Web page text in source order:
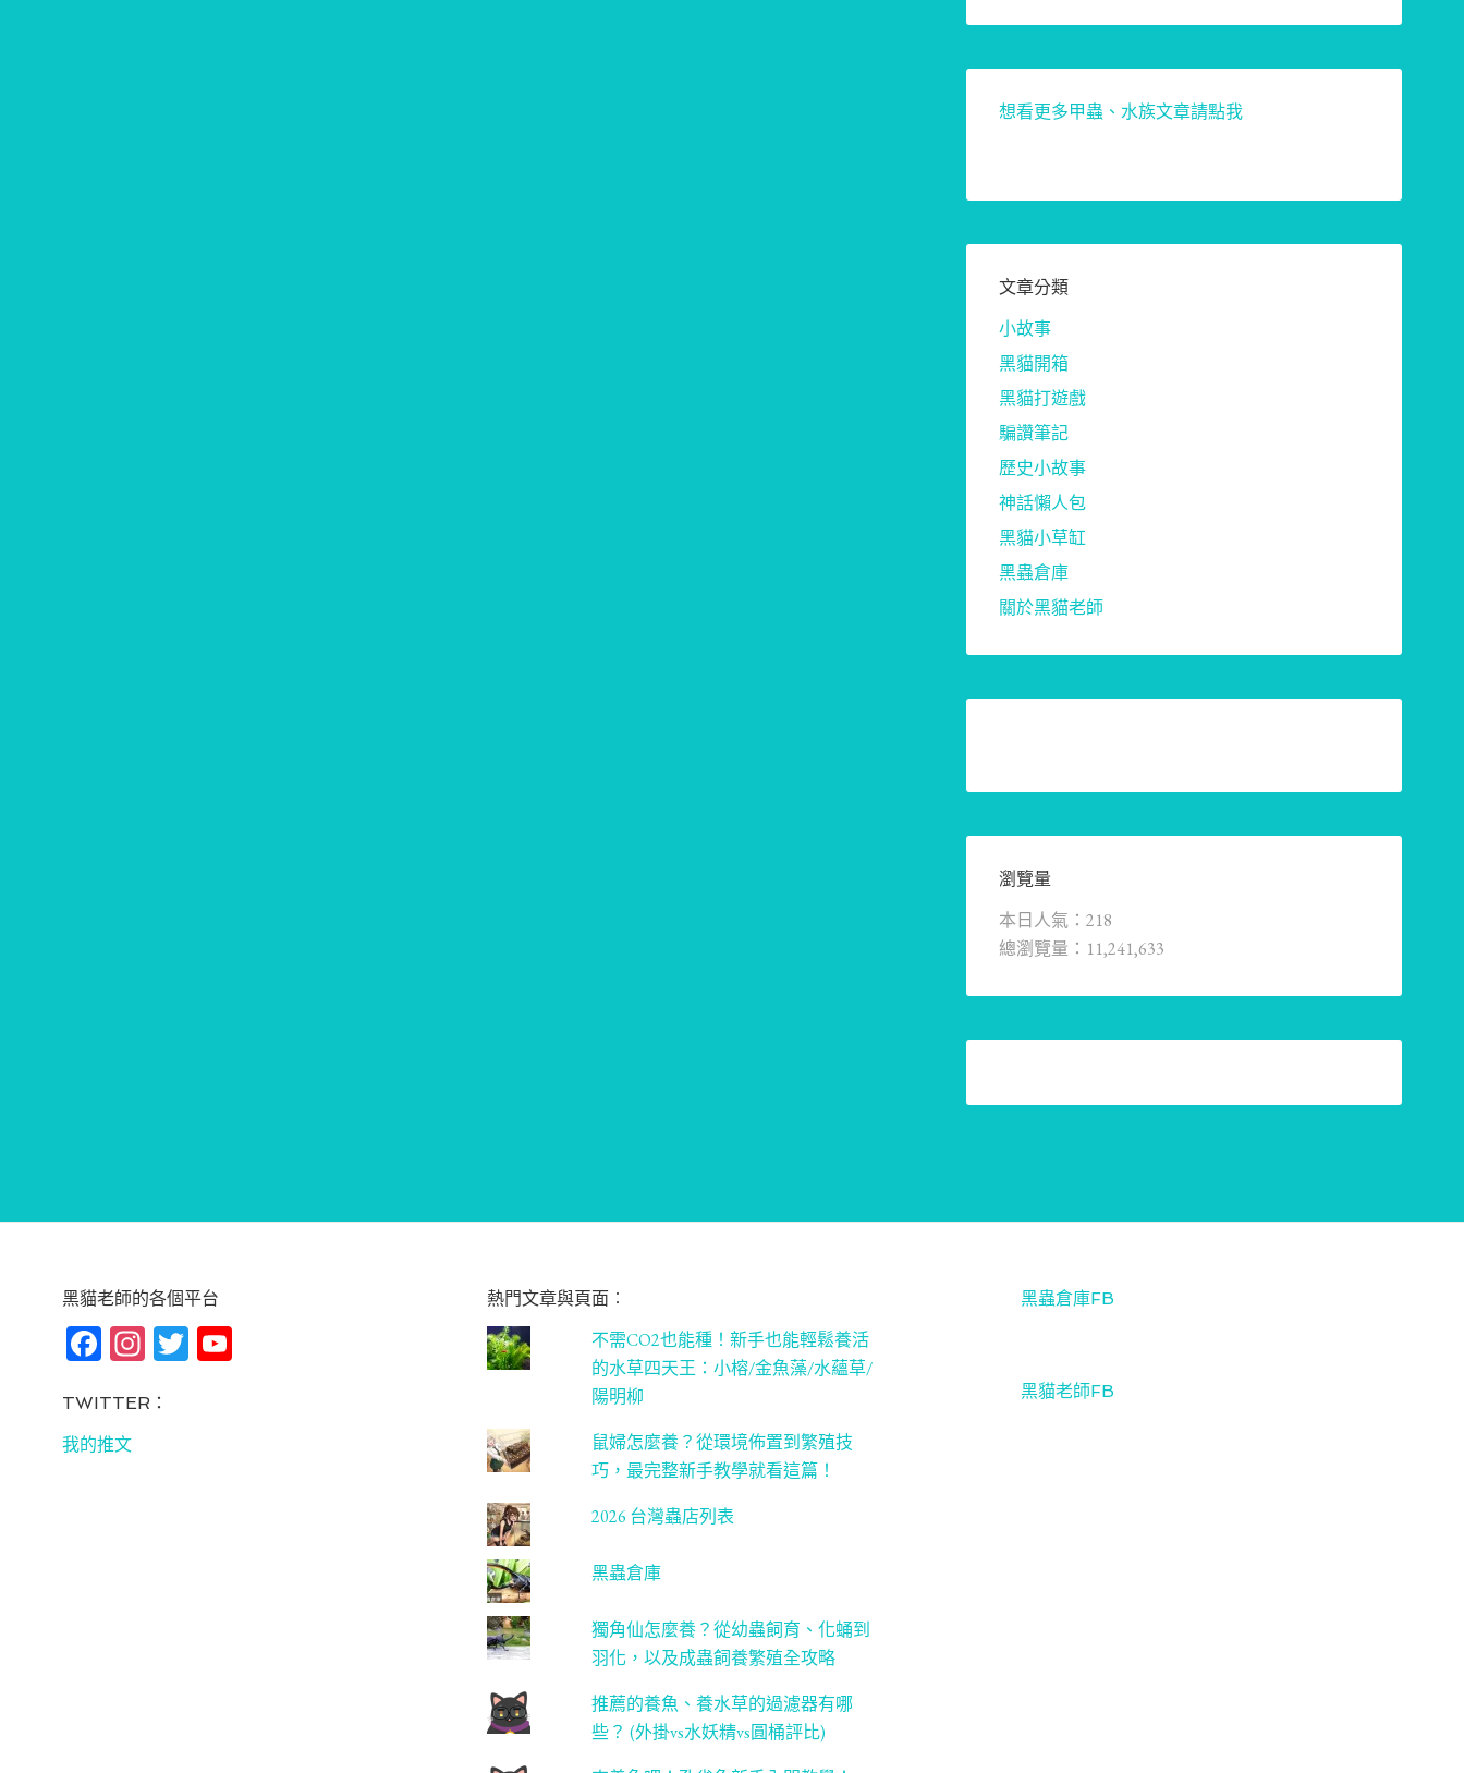
想看更多甲蟲、水族文章請點我
文章分類
小故事
黑貓開箱
黑貓打遊戲
騙讚筆記
歷史小故事
神話懶人包
黑貓小草缸
黑蟲倉庫
關於黑貓老師
瀏覽量
本日人氣：218
總瀏覽量：11,241,633
黑貓老師的各個平台
Fa
bo
ok
In
ag
T
TWITTER：
我的推文
熱門文章與頁面︰
不需CO2也能種！新手也能輕鬆養活
的水草四天王：小榕/金魚藻/水蘊草/
陽明柳
鼠婦怎麼養？從環境佈置到繁殖技
巧，最完整新手教學就看這篇！
2026 台灣蟲店列表
黑蟲倉庫
獨角仙怎麼養？從幼蟲飼育、化蛹到
羽化，以及成蟲飼養繁殖全攻略
推薦的養魚、養水草的過濾器有哪
些？ (外掛vs水妖精vs圓桶評比)
黑蟲倉庫FB
黑貓老師FB